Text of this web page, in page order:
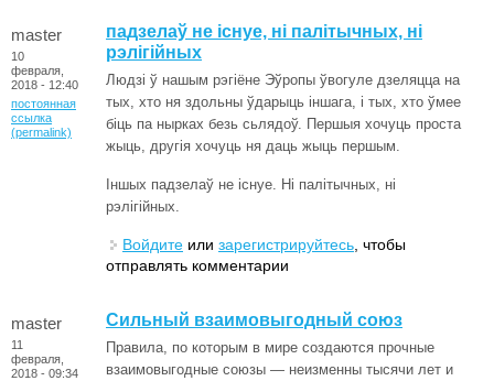
master
10
февраля,
2018 - 12:40
постоянная
ссылка
(permalink)
падзелаў не існуе, ні палітычных, ні
рэлігійных
Людзі ў нашым рэгіёне Эўропы ўвогуле дзеляцца на
тых, хто ня здольны ўдарыць іншага, і тых, хто ўмее
біць па нырках безь сьлядоў. Першыя хочуць проста
жыць, другія хочуць ня даць жыць першым.
Іншых падзелаў не існуе. Ні палітычных, ні
рэлігійных.
Войдите или зарегистрируйтесь , чтобы
отправлять комментарии
master
11
февраля,
2018 - 09:34
Сильный взаимовыгодный союз
Правила, по которым в мире создаются прочные
взаимовыгодные союзы — неизменны тысячи лет и